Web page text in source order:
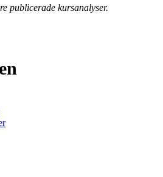
publicerade kursanalyser.